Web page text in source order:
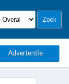
Advertentie